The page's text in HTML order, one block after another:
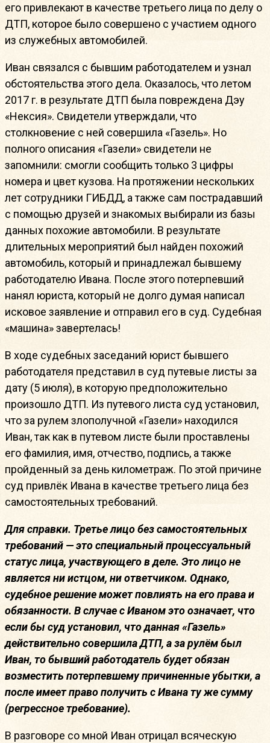
его привлекают в качестве третьего лица по делу о
ДТП, которое было совершено с участием одного
из служебных автомобилей.
Иван связался с бывшим работодателем и узнал
обстоятельства этого дела. Оказалось, что летом
2017 г. в результате ДТП была повреждена Дэу
«Нексия». Свидетели утверждали, что
столкновение с ней совершила «Газель». Но
полного описания «Газели» свидетели не
запомнили: смогли сообщить только 3 цифры
номера и цвет кузова. На протяжении нескольких
лет сотрудники ГИБДД, а также сам пострадавший
с помощью друзей и знакомых выбирали из базы
данных похожие автомобили. В результате
длительных мероприятий был найден похожий
автомобиль, который и принадлежал бывшему
работодателю Ивана. После этого потерпевший
нанял юриста, который не долго думая написал
исковое заявление и отправил его в суд. Судебная
«машина» завертелась!
В ходе судебных заседаний юрист бывшего
работодателя представил в суд путевые листы за
дату (5 июля), в которую предположительно
произошло ДТП. Из путевого листа суд установил,
что за рулем злополучной «Газели» находился
Иван, так как в путевом листе были проставлены
его фамилия, имя, отчество, подпись, а также
пройденный за день километраж. По этой причине
суд привлёк Ивана в качестве третьего лица без
самостоятельных требований.
Для справки. Третье лицо без самостоятельных
требований — это специальный процессуальный
статус лица, участвующего в деле. Это лицо не
является ни истцом, ни ответчиком. Однако,
судебное решение может повлиять на его права и
обязанности. В случае с Иваном это означает, что
если бы суд установил, что данная «Газель»
действительно совершила ДТП, а за рулём был
Иван, то бывший работодатель будет обязан
возместить потерпевшему причиненные убытки, а
после имеет право получить с Ивана ту же сумму
(регрессное требование).
В разговоре со мной Иван отрицал всяческую